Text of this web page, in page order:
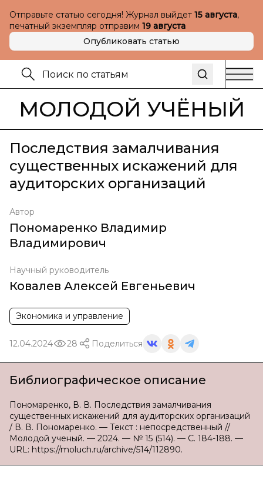
Отправьте статью сегодня! Журнал выйдет 15 августа,
печатный экземпляр отправим 19 августа
Опубликовать статью
МОЛОДОЙ УЧЁНЫЙ
Последствия замалчивания
существенных искажений для
аудиторских организаций
Автор
Пономаренко Владимир
Владимирович
Научный руководитель
Ковалев Алексей Евгеньевич
Экономика и управление
12.04.2024 28 Поделиться
Библиографическое описание
Пономаренко, В. В. Последствия замалчивания
существенных искажений для аудиторских организаций
/ В. В. Пономаренко. — Текст : непосредственный //
Молодой ученый. — 2024. — № 15 (514). — С. 184-188. —
URL: https://moluch.ru/archive/514/112890.